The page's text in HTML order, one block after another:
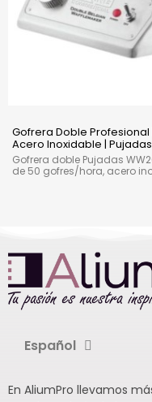
Gofrera Doble Profesional
Acero Inoxidable | Pujadas
Gofrera doble Pujadas
de 50 gofres/hora, acero
Español
En AliumPro llevamos